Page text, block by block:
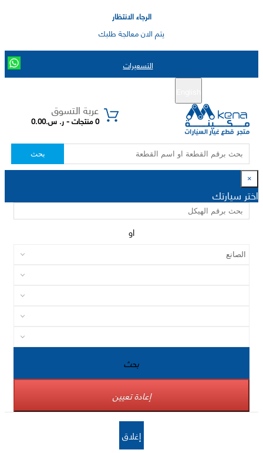
الرجاء الانتظار
يتم الان معالجة طلبك
التسعيرات
عربة التسوق
0 منتجات - ر. س.0.00
بحث
×
اختر سيارتك
او
بحث
إعادة تعيين
إغلاق